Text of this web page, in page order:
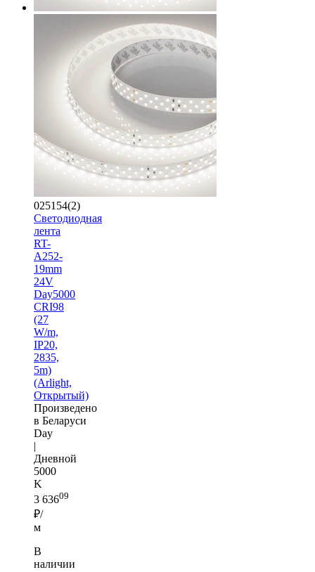
025154(2)
Светодиодная
лента
RT-
A252-
19mm
24V
Day5000
CRI98
(27
W/m,
IP20,
2835,
5m)
(Arlight,
Открытый)
Произведено
в Беларуси
Day
|
Дневной
5000
K
3 63609
₽/
м
В
наличии